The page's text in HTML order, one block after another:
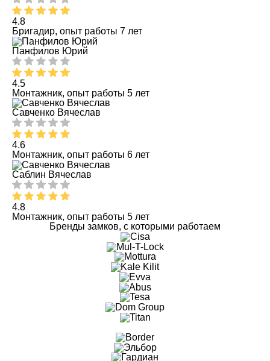
4.8
Бригадир, опыт работы 7 лет
Панфилов Юрий
4.5
Монтажник, опыт работы 5 лет
Савченко Вячеслав
4.6
Монтажник, опыт работы 6 лет
Саблин Вячеслав
4.8
Монтажник, опыт работы 5 лет
Бренды замков, с которыми работаем